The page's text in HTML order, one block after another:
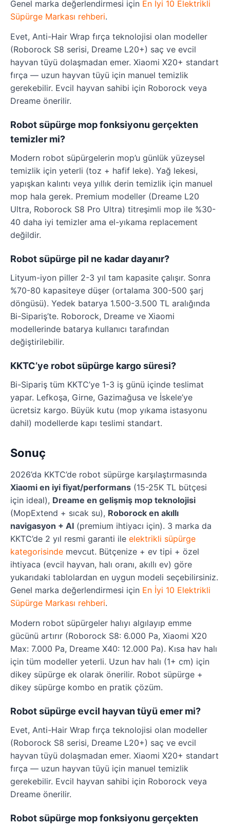
Genel marka değerlendirmesi için En İyi 10 Elektrikli
Süpürge Markası rehberi.
Evet, Anti-Hair Wrap fırça teknolojisi olan modeller
(Roborock S8 serisi, Dreame L20+) saç ve evcil
hayvan tüyü dolaşmadan emer. Xiaomi X20+ standart
fırça — uzun hayvan tüyü için manuel temizlik
gerekebilir. Evcil hayvan sahibi için Roborock veya
Dreame önerilir.
Robot süpürge mop fonksiyonu gerçekten
temizler mi?
Modern robot süpürgelerin mop’u günlük yüzeysel
temizlik için yeterli (toz + hafif leke). Yağ lekesi,
yapışkan kalıntı veya yıllık derin temizlik için manuel
mop hala gerek. Premium modeller (Dreame L20
Ultra, Roborock S8 Pro Ultra) titreşimli mop ile %30-
40 daha iyi temizler ama el-yıkama replacement
değildir.
Robot süpürge pil ne kadar dayanır?
Lityum-iyon piller 2-3 yıl tam kapasite çalışır. Sonra
%70-80 kapasiteye düşer (ortalama 300-500 şarj
döngüsü). Yedek batarya 1.500-3.500 TL aralığında
Bi-Sipariş’te. Roborock, Dreame ve Xiaomi
modellerinde batarya kullanıcı tarafından
değiştirilebilir.
KKTC’ye robot süpürge kargo süresi?
Bi-Sipariş tüm KKTC’ye 1-3 iş günü içinde teslimat
yapar. Lefkoşa, Girne, Gazimağusa ve İskele’ye
ücretsiz kargo. Büyük kutu (mop yıkama istasyonu
dahil) modellerde kapı teslimi standart.
Sonuç
2026’da KKTC’de robot süpürge karşılaştırmasında
Xiaomi en iyi fiyat/performans (15-25K TL bütçesi
için ideal), Dreame en gelişmiş mop teknolojisi
(MopExtend + sıcak su), Roborock en akıllı
navigasyon + AI (premium ihtiyacı için). 3 marka da
KKTC’de 2 yıl resmi garanti ile elektrikli süpürge
kategorisinde mevcut. Bütçenize + ev tipi + özel
ihtiyaca (evcil hayvan, halı oranı, akıllı ev) göre
yukarıdaki tablolardan en uygun modeli seçebilirsiniz.
Genel marka değerlendirmesi için En İyi 10 Elektrikli
Süpürge Markası rehberi.
Modern robot süpürgeler halıyı algılayıp emme
gücünü artırır (Roborock S8: 6.000 Pa, Xiaomi X20
Max: 7.000 Pa, Dreame X40: 12.000 Pa). Kısa hav halı
için tüm modeller yeterli. Uzun hav halı (1+ cm) için
dikey süpürge ek olarak önerilir. Robot süpürge +
dikey süpürge kombo en pratik çözüm.
Robot süpürge evcil hayvan tüyü emer mi?
Evet, Anti-Hair Wrap fırça teknolojisi olan modeller
(Roborock S8 serisi, Dreame L20+) saç ve evcil
hayvan tüyü dolaşmadan emer. Xiaomi X20+ standart
fırça — uzun hayvan tüyü için manuel temizlik
gerekebilir. Evcil hayvan sahibi için Roborock veya
Dreame önerilir.
Robot süpürge mop fonksiyonu gerçekten